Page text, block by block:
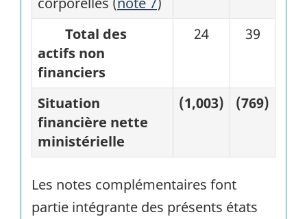
Total des
actifs non
financiers
24 39
Situation
financière nette
ministérielle
(1,003) (769)
Les notes complémentaires font
partie intégrante des présents états